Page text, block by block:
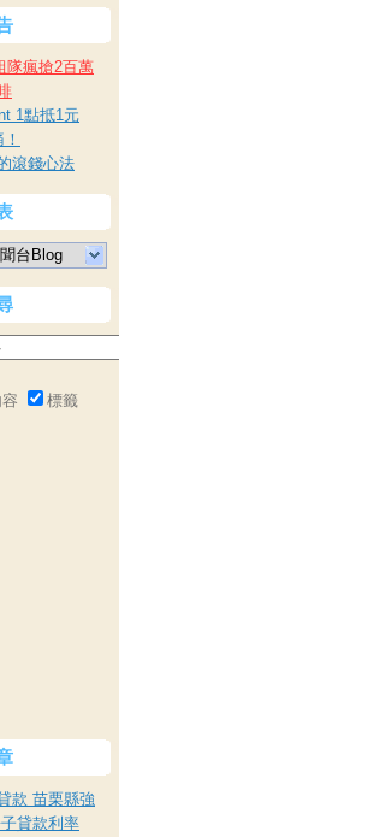
隊瘋搶2百萬
1點抵1元
滾錢心法
台Blog
標籤
款 苗栗縣強
貸款利率